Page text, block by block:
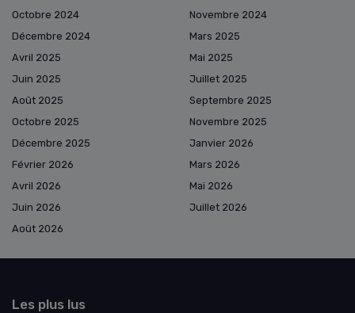
Octobre 2024
Novembre 2024
Décembre 2024
Mars 2025
Avril 2025
Mai 2025
Juin 2025
Juillet 2025
Août 2025
Septembre 2025
Octobre 2025
Novembre 2025
Décembre 2025
Janvier 2026
Février 2026
Mars 2026
Avril 2026
Mai 2026
Juin 2026
Juillet 2026
Août 2026
Les plus lus